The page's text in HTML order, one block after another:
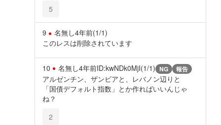
5
9 名無し4年前(1/1)
このレスは削除されています
10 名無し4年前ID:kwNDk0MjI(1/1) NG 報告
アルゼンチン、ザンビアと、レバノン辺りと
「国債デフォルト指数」とか作ればいいんじゃ
ね？
2